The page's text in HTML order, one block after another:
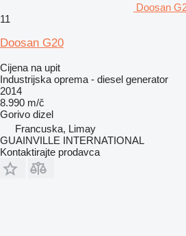
Doosan
11
Doosan G20
Cijena na upit
Industrijska oprema - diesel generator
2014
8.990 m/č
Gorivo dizel
Francuska, Limay
GUAINVILLE INTERNATIONAL
Kontaktirajte prodavca